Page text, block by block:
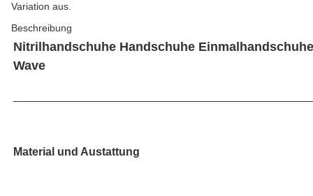
Variation aus.
Beschreibung
Nitrilhandschuhe Handschuhe
Wave
Material und Austattung